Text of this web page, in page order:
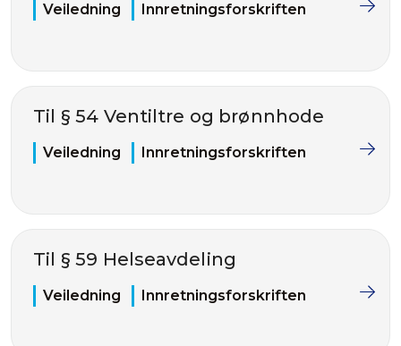
Veiledning Innretningsforskriften
Til § 54 Ventiltre og brønnhode
Veiledning Innretningsforskriften
Til § 59 Helseavdeling
Veiledning Innretningsforskriften